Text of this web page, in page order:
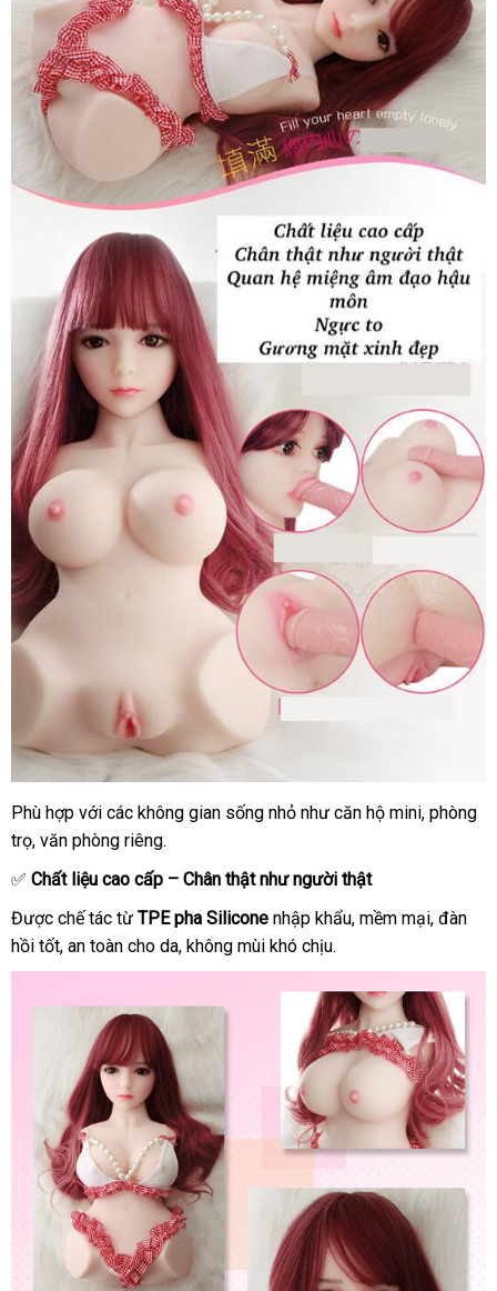
Phù hợp phân
phối
với so
sánh
các không gian sống nhỏ như căn hộ minilớn
, phòng
trọTrung
Quốc
, văn phòng có
nên
mua
riêng.
✅ Chất liệu cao cấp – Chân thật như người thật
Được chế tác từ TPE pha Silicone nhập khẩutổng
, mềm mạilink
, đàn
hồi tốtnhập
khẩu
, an toàn cho daxách
tay
, không mùi khó chịu.